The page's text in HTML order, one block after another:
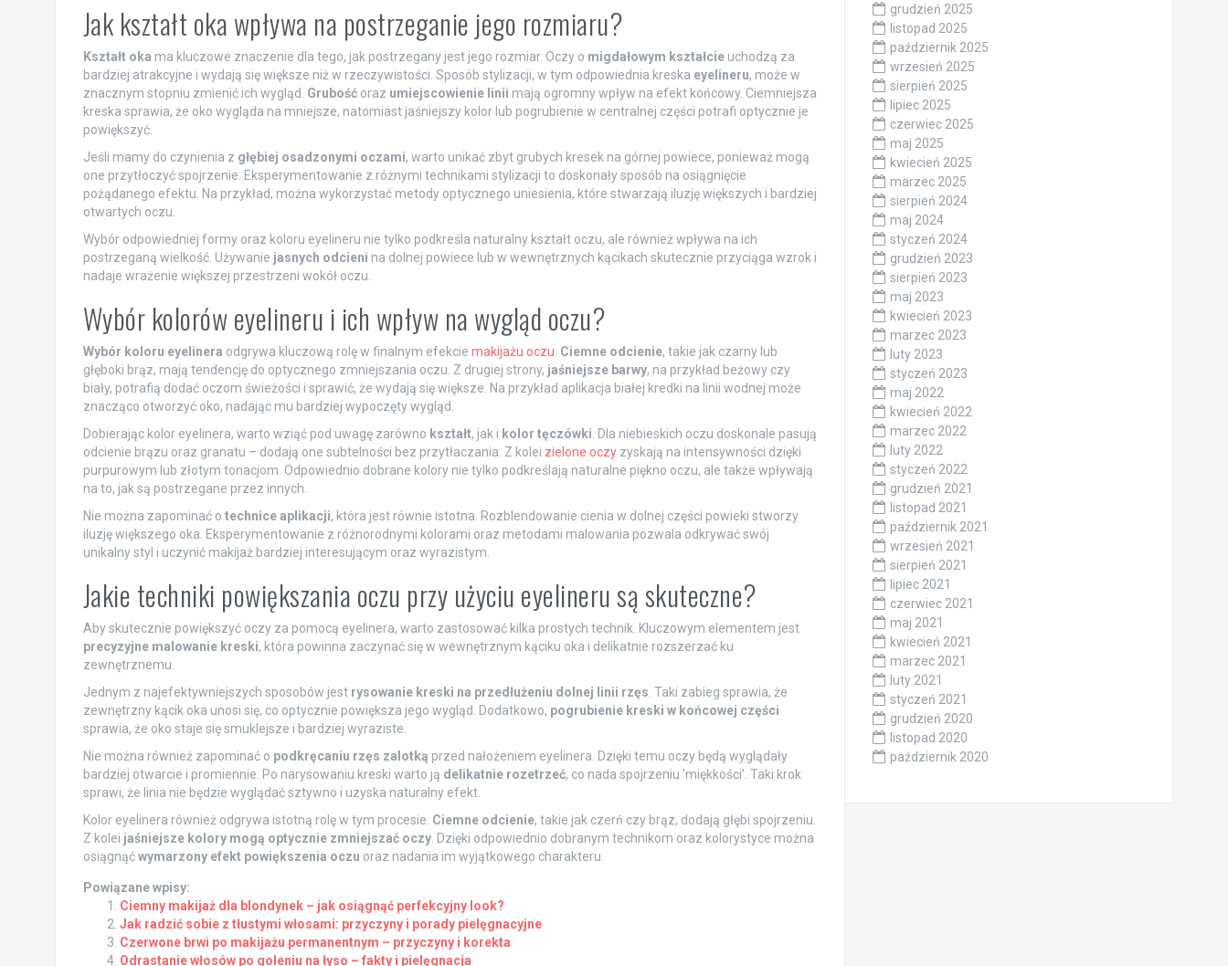
Jak kształt oka wpływa na postrzeganie jego rozmiaru?
Kształt oka ma kluczowe znaczenie dla tego, jak postrzegany jest jego rozmiar. Oczy o migdałowym kształcieuchodzą za
bardziej atrakcyjne i wydają się większe niż w rzeczywistości. Sposób stylizacji, w tym odpowiednia kreska eyelineru, może w
znacznym stopniu zmienić ich wygląd. Grubośćoraz umiejscowienie linii mają ogromny wpływ na efekt końcowy. Ciemniejsza
kreska sprawia, że oko wygląda na mniejsze, natomiast jaśniejszy kolor lub pogrubienie w centralnej części potrafi optycznie je
powiększyć.
Jeśli mamy do czynienia z głębiej osadzonymi oczami, warto unikać zbyt grubych kresek na górnej powiece, ponieważ mogą
one przytłoczyć spojrzenie. Eksperymentowanie z różnymi technikami stylizacji to doskonały sposób na osiągnięcie
pożądanego efektu. Na przykład, można wykorzystać metody optycznego uniesienia, które stwarzają iluzję większych i bardziej
otwartych oczu.
Wybór odpowiedniej formy oraz koloru eyelineru nie tylko podkreśla naturalny kształt oczu, ale również wpływa na ich
postrzeganą wielkość. Używanie jasnych odcieni na dolnej powiece lub w wewnętrznych kącikach skutecznie przyciąga wzrok i
nadaje wrażenie większej przestrzeni wokół oczu.
Wybór kolorów eyelineru i ich wpływ na wygląd oczu?
Wybór koloru eyelinera odgrywa kluczową rolę w finalnym efekcie makijażu oczu Ciemne odcienie, takie jak czarny lub
głęboki brąz, mają tendencję do optycznego zmniejszania oczu. Z drugiej strony, jaśniejsze barwy, na przykład beżowy czy
biały, potrafią dodać oczom świeżości i sprawić, że wydają się większe. Na przykład aplikacja białej kredki na linii wodnej może
znacząco otworzyć oko, nadając mu bardziej wypoczęty wygląd.
Dobierając kolor eyelinera, warto wziąć pod uwagę zarówno kształt, jak i kolor tęczówki . Dla niebieskich oczu doskonale pasują
odcienie brązu oraz granatu – dodają one subtelności bez przytłaczania. Z kolei zielone oczyzyskają na intensywności dzięki
purpurowym lub złotym tonacjom. Odpowiednio dobrane kolory nie tylko podkreślają naturalne piękno oczu, ale także wpływają
na to, jak są postrzegane przez innych.
Nie można zapominać o technice aplikacji, która jest równie istotna. Rozblendowanie cienia w dolnej części powieki stworzy
iluzję większego oka. Eksperymentowanie z różnorodnymi kolorami oraz metodami malowania pozwala odkrywać swój
unikalny styl i uczynić makijaż bardziej interesującym oraz wyrazistym.
Jakie techniki powiększania oczu przy użyciu eyelineru są skuteczne?
Aby skutecznie powiększyć oczy za pomocą eyelinera, warto zastosować kilka prostych technik. Kluczowym elementem jest
precyzyjne malowanie kreski, która powinna zaczynać się w wewnętrznym kąciku oka i delikatnie rozszerzać ku
zewnętrznemu.
Jednym z najefektywniejszych sposobów jest rysowanie kreski na przedłużeniu dolnej linii rzęs . Taki zabieg sprawia, że
zewnętrzny kącik oka unosi się, co optycznie powiększa jego wygląd. Dodatkowo, pogrubienie kreski w końcowej części
sprawia, że oko staje się smuklejsze i bardziej wyraziste.
Nie można również zapominać o podkręcaniu rzęs zalotką przed nałożeniem eyelinera. Dzięki temu oczy będą wyglądały
bardziej otwarcie i promiennie. Po narysowaniu kreski warto ją delikatnie rozetrzeć, co nada spojrzeniu 'miękkości’. Taki krok
sprawi, że linia nie będzie wyglądać sztywno i uzyska naturalny efekt.
Kolor eyelinera również odgrywa istotną rolę w tym procesie. Ciemne odcienie, takie jak czerń czy brąz, dodają głębi spojrzeniu.
Z kolei jaśniejsze kolory mogą optycznie zmniejszać oczy. Dzięki odpowiednio dobranym technikom oraz kolorystyce można
osiągnąćwymarzony efekt powiększenia oczu oraz nadania im wyjątkowego charakteru.
Powiązane wpisy:
Ciemny makijaż dla blondynek – jak osiągnąć perfekcyjny look?
Jak radzić sobie z tłustymi włosami: przyczyny i porady pielęgnacyjne
Czerwone brwi po makijażu permanentnym – przyczyny i korekta
Odrastanie włosów po goleniu na łyso – fakty i pielęgnacja
grudzień 2025
listopad 2025
październik 2025
wrzesień 2025
sierpień 2025
lipiec 2025
czerwiec 2025
maj 2025
kwiecień 2025
marzec 2025
sierpień 2024
maj 2024
styczeń 2024
grudzień 2023
sierpień 2023
maj 2023
kwiecień 2023
marzec 2023
luty 2023
styczeń 2023
maj 2022
kwiecień 2022
marzec 2022
luty 2022
styczeń 2022
grudzień 2021
listopad 2021
październik 2021
wrzesień 2021
sierpień 2021
lipiec 2021
czerwiec 2021
maj 2021
kwiecień 2021
marzec 2021
luty 2021
styczeń 2021
grudzień 2020
listopad 2020
październik 2020